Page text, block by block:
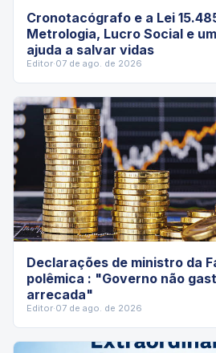
Cronotacógrafo e a Lei
Metrologia, Lucro Social e
ajuda a salvar vidas
Editor·07 de ago. de 2026
Declarações de ministro da
polêmica : "Governo não
arrecada"
Editor·07 de ago. de 2026